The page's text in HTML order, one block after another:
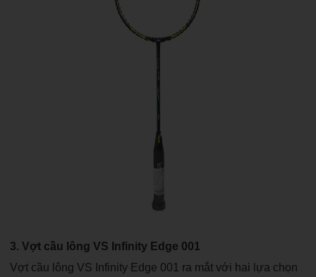
3. Vợt cầu lông VS Infinity Edge 001
Vợt cầu lông VS Infinity Edge 001 ra mắt với hai lựa chọn